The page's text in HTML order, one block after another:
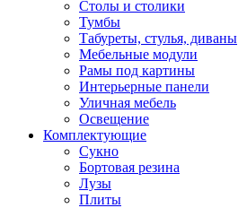
Столы и столики
Тумбы
Табуреты, стулья, диваны
Мебельные модули
Рамы под картины
Интерьерные панели
Уличная мебель
Освещение
Комплектующие
Сукно
Бортовая резина
Лузы
Плиты